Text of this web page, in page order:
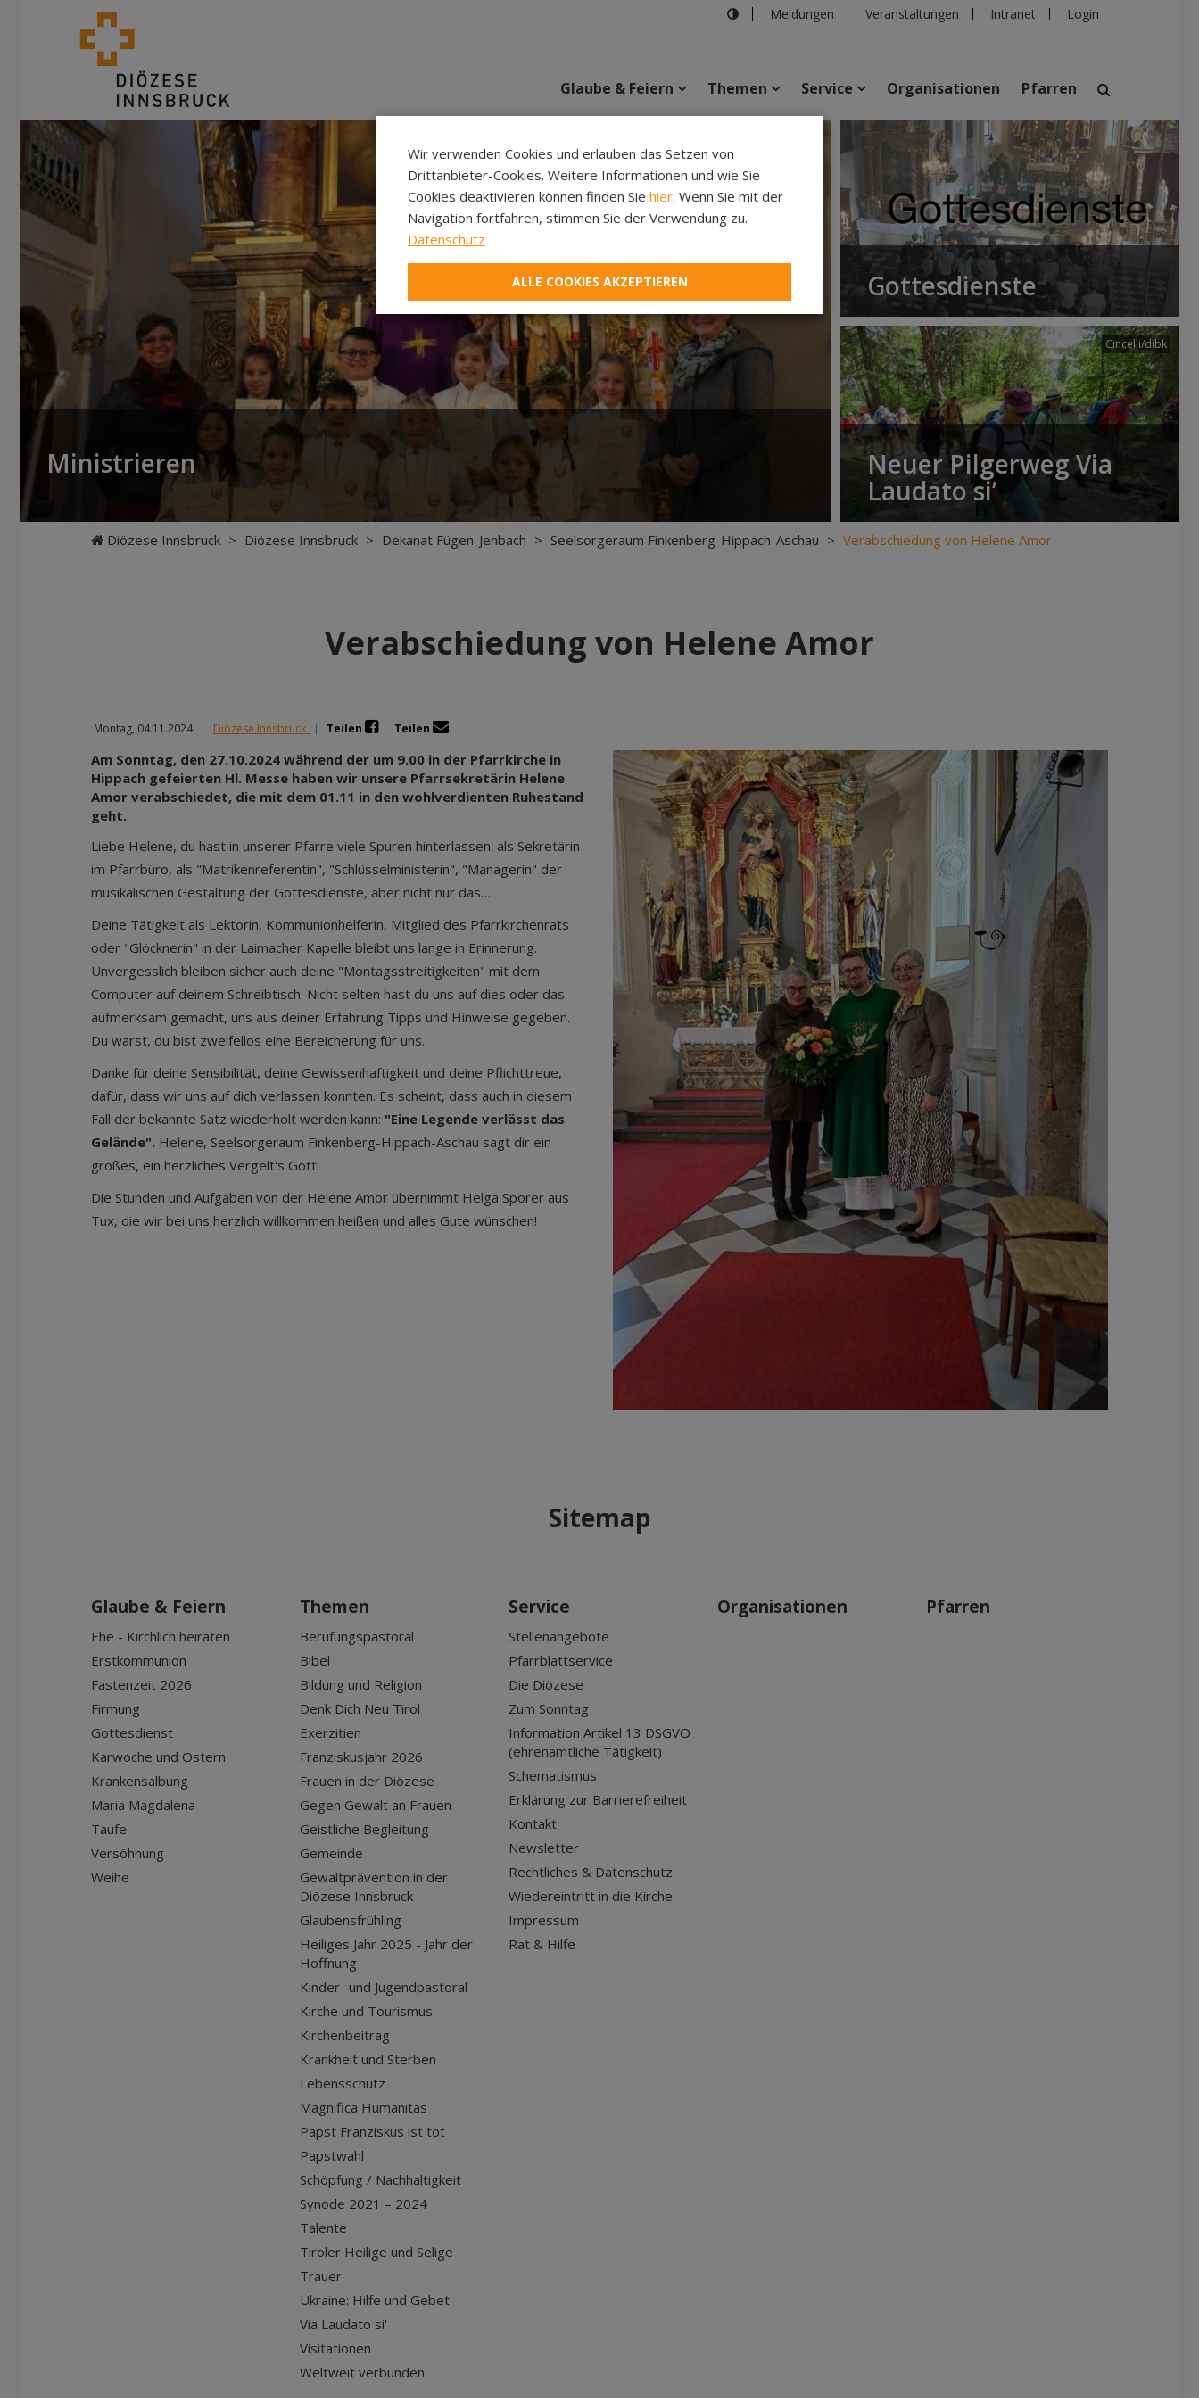
Meldungen Veranstaltungen Intranet Login
suchen
Veranstaltungen Personen Pfarren Einrichtungen
Glaube & Feiern Themen Service Organisationen Pfarren
Ministrieren
Gottesdienste
Cincelli/dibk
Neuer Pilgerweg Via
Laudato si’
Diözese Innsbruck > Diözese Innsbruck > Dekanat Fügen-Jenbach > Seelsorgeraum Finkenberg-Hippach-Aschau > Verabschiedung von Helene Amor
Verabschiedung von Helene Amor
Montag, 04.11.2024 | Diözese Innsbruck | Teilen Teilen
Am Sonntag, den 27.10.2024 während der um 9.00 in der Pfarrkirche in
Hippach gefeierten Hl. Messe haben wir unsere Pfarrsekretärin Helene
Amor verabschiedet, die mit dem 01.11 in den wohlverdienten Ruhestand
geht.
Liebe Helene, du hast in unserer Pfarre viele Spuren hinterlassen: als Sekretärin
im Pfarrbüro, als "Matrikenreferentin", "Schlüsselministerin", "Managerin" der
musikalischen Gestaltung der Gottesdienste, aber nicht nur das…
Deine Tätigkeit als Lektorin, Kommunionhelferin, Mitglied des Pfarrkirchenrats
oder "Glöcknerin" in der Laimacher Kapelle bleibt uns lange in Erinnerung.
Unvergesslich bleiben sicher auch deine "Montagsstreitigkeiten" mit dem
Computer auf deinem Schreibtisch. Nicht selten hast du uns auf dies oder das
aufmerksam gemacht, uns aus deiner Erfahrung Tipps und Hinweise gegeben.
Du warst, du bist zweifellos eine Bereicherung für uns.
Danke für deine Sensibilität, deine Gewissenhaftigkeit und deine Pflichttreue,
dafür, dass wir uns auf dich verlassen konnten. Es scheint, dass auch in diesem
Fall der bekannte Satz wiederholt werden kann: "Eine Legende verlässt das
Gelände". Helene, Seelsorgeraum Finkenberg-Hippach-Aschau sagt dir ein
großes, ein herzliches Vergelt's Gott!
Die Stunden und Aufgaben von der Helene Amor übernimmt Helga Sporer aus
Tux, die wir bei uns herzlich willkommen heißen und alles Gute wünschen!
Sitemap
Glaube & Feiern
Ehe - Kirchlich heiraten
Erstkommunion
Fastenzeit 2026
Firmung
Gottesdienst
Karwoche und Ostern
Krankensalbung
Maria Magdalena
Taufe
Versöhnung
Weihe
Themen
Berufungspastoral
Bibel
Bildung und Religion
Denk Dich Neu Tirol
Exerzitien
Franziskusjahr 2026
Frauen in der Diözese
Gegen Gewalt an Frauen
Geistliche Begleitung
Gemeinde
Gewaltprävention in der
Diözese Innsbruck
Glaubensfrühling
Heiliges Jahr 2025 - Jahr der
Hoffnung
Kinder- und Jugendpastoral
Kirche und Tourismus
Kirchenbeitrag
Krankheit und Sterben
Lebensschutz
Magnifica Humanitas
Papst Franziskus ist tot
Papstwahl
Schöpfung / Nachhaltigkeit
Synode 2021 – 2024
Talente
Tiroler Heilige und Selige
Trauer
Ukraine: Hilfe und Gebet
Via Laudato si'
Visitationen
Weltweit verbunden
Service
Stellenangebote
Pfarrblattservice
Die Diözese
Zum Sonntag
Information Artikel 13 DSGVO
(ehrenamtliche Tätigkeit)
Schematismus
Erklärung zur Barrierefreiheit
Kontakt
Newsletter
Rechtliches & Datenschutz
Wiedereintritt in die Kirche
Impressum
Rat & Hilfe
Organisationen Pfarren
Wir verwenden Cookies und erlauben das Setzen von
Drittanbieter-Cookies. Weitere Informationen und wie Sie
Cookies deaktivieren können finden Sie hier. Wenn Sie mit der
Navigation fortfahren, stimmen Sie der Verwendung zu.
Datenschutz
ALLE COOKIES AKZEPTIEREN